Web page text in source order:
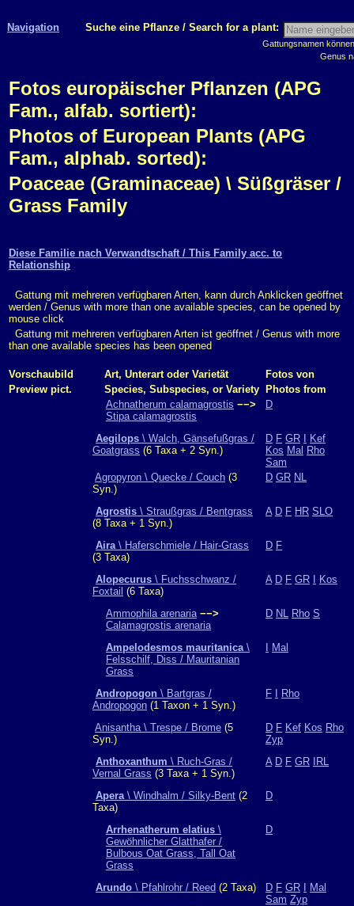
Navigation Suche eine Pflanze / Search for a plant:
Gattungsnamen
Genus
Fotos europäischer Pflanzen (APG
Fam., alfab. sortiert):
Photos of European Plants (APG
Fam., alphab. sorted):
Poaceae (Graminaceae) \ Süßgräser /
Grass Family
Diese Familie nach Verwandtschaft / This Family acc. to
Relationship
Gattung mit mehreren verfügbaren Arten, kann durch Anklicken geöffnet
werden / Genus with more than one available species, can be opened by
mouse click
Gattung mit mehreren verfügbaren Arten ist geöffnet / Genus with more
than one available species has been opened
Vorschaubild Art, Unterart oder Varietät
Fotos von
Preview pict.
Species, Subspecies, or Variety
Photos from
Achnatherum calamagrostis −−>
Stipa calamagrostis
D
Aegilops \ Walch, Gänsefußgras /
Goatgrass (6 Taxa + 2 Syn.)
D F GR
Kef
Kos Mal Rho
Sam
Agropyron \ Quecke / Couch (3
Syn.)
D GR NL
Agrostis \ Straußgras / Bentgrass
(8 Taxa + 1 Syn.)
A D F HR SLO
Aira\ Haferschmiele / Hair-Grass
(3 Taxa)
D F
Alopecurus \ Fuchsschwanz /
Foxtail (6 Taxa)
A D F GR Kos
Ammophila arenaria −−>
Calamagrostis arenaria
D NL Rho S
Ampelodesmos mauritanica\
Felsschilf, Diss / Mauritanian
Grass
Mal
Andropogon \ Bartgras /
Andropogon (1 Taxon + 1 Syn.)
F Rho
Anisantha \ Trespe / Brome (5
Syn.)
D F Kef Kos Rho
Zyp
Anthoxanthum \ Ruch-Gras /
Vernal Grass (3 Taxa + 1 Syn.)
A D F GR IRL
Apera\ Windhalm / Silky-Bent (2
Taxa)
D
Arrhenatherum elatius \
Gewöhnlicher Glatthafer /
Bulbous Oat Grass, Tall Oat
Grass
D
Arundo \ Pfahlrohr / Reed (2 Taxa) D F GR
Mal
Sam Zyp